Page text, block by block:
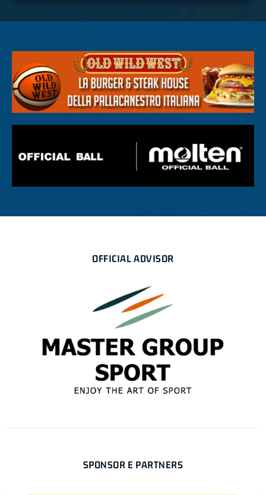
OFFICIAL ADVISOR
SPONSOR E PARTNERS